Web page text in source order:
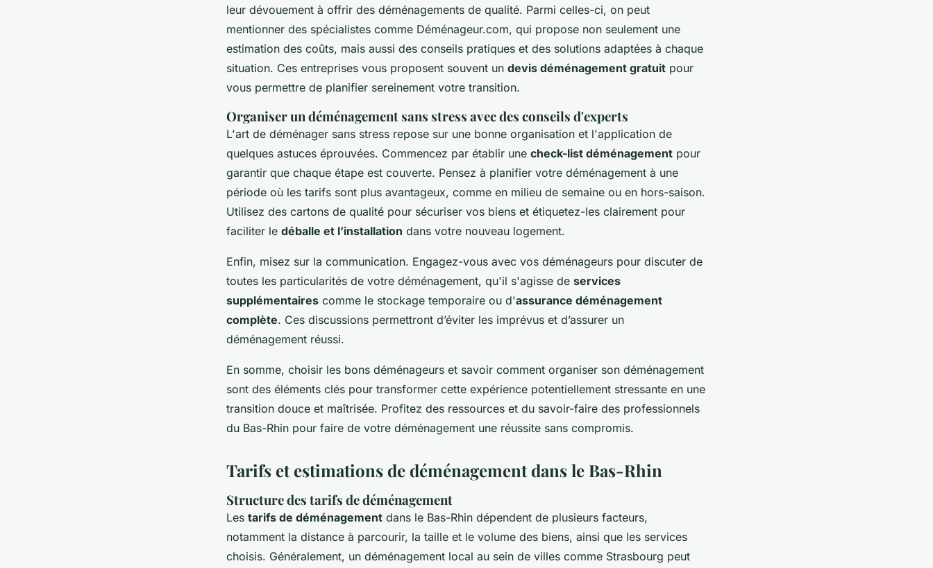
leur dévouement à offrir des déménagements de qualité. Parmi celles-ci, on peut
mentionner des spécialistes comme Déménageur.com, qui propose non seulement une
estimation des coûts, mais aussi des conseils pratiques et des solutions adaptées à chaque
situation. Ces entreprises vous proposent souvent un devis déménagement gratuit pour
vous permettre de planifier sereinement votre transition.
Organiser un déménagement sans stress avec des conseils d'experts
L'art de déménager sans stress repose sur une bonne organisation et l'application de
quelques astuces éprouvées. Commencez par établir une check-list déménagement pour
garantir que chaque étape est couverte. Pensez à planifier votre déménagement à une
période où les tarifs sont plus avantageux, comme en milieu de semaine ou en hors-saison.
Utilisez des cartons de qualité pour sécuriser vos biens et étiquetez-les clairement pour
faciliter le déballe et l’installation dans votre nouveau logement.
Enfin, misez sur la communication. Engagez-vous avec vos déménageurs pour discuter de
toutes les particularités de votre déménagement, qu'il s'agisse de services
supplémentaires comme le stockage temporaire ou d'assurance déménagement
complète. Ces discussions permettront d’éviter les imprévus et d’assurer un
déménagement réussi.
En somme, choisir les bons déménageurs et savoir comment organiser son déménagement
sont des éléments clés pour transformer cette expérience potentiellement stressante en une
transition douce et maîtrisée. Profitez des ressources et du savoir-faire des professionnels
du Bas-Rhin pour faire de votre déménagement une réussite sans compromis.
Tarifs et estimations de déménagement dans le Bas-Rhin
Structure des tarifs de déménagement
Les tarifs de déménagement dans le Bas-Rhin dépendent de plusieurs facteurs,
notamment la distance à parcourir, la taille et le volume des biens, ainsi que les services
choisis. Généralement, un déménagement local au sein de villes comme Strasbourg peut